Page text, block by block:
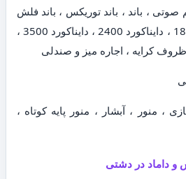
صوتی ، باند ، باند توریکس ، باند فلش
خور ، ساب ، دایناکورد 1800 ، دایناکورد 2400 ، دایناکورد 3500 ،
کرایه ، اجاره میز و صندلی
، منور ، آبشار ، منور پایه کوتاه ،
و داماد در دشتی